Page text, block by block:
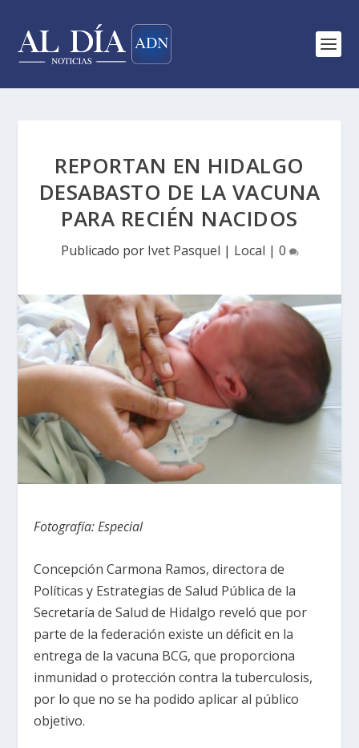
REPORTAN EN HIDALGO
DESABASTO DE LA VACUNA
PARA RECIÉN NACIDOS
Publicado por Ivet Pasquel | Local | 0
Fotografía: Especial
Concepción Carmona Ramos, directora de
Políticas y Estrategias de Salud Pública de la
Secretaría de Salud de Hidalgo reveló que por
parte de la federación existe un déficit en la
entrega de la vacuna BCG, que proporciona
inmunidad o protección contra la tuberculosis,
por lo que no se ha podido aplicar al público
objetivo.